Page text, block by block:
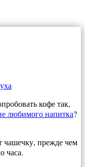
кофе так,
любимого напитка?
чашечку, прежде чем
часа.